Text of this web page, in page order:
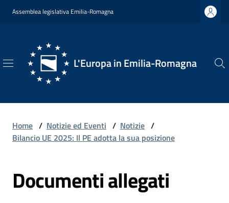
Vai al contenuto
Vai alla navigazione
Vai al footer
Assemblea legislativa Emilia-Romagna
L'Europa in Emilia-Romagna
L'Europa
Romagna
Chi
Siamo
Home / Notizie ed Eventi / Notizie /
Bilancio UE 2025: Il PE adotta la sua posizione
Documenti allegati